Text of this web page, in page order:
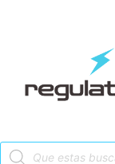
Products
search